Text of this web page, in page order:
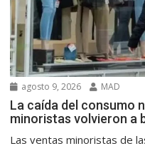
agosto 9, 2026 MAD
La caída del consumo
minoristas volvieron a
Las ventas minoristas de